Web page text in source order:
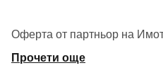
Оферта от партньор на
Прочети още